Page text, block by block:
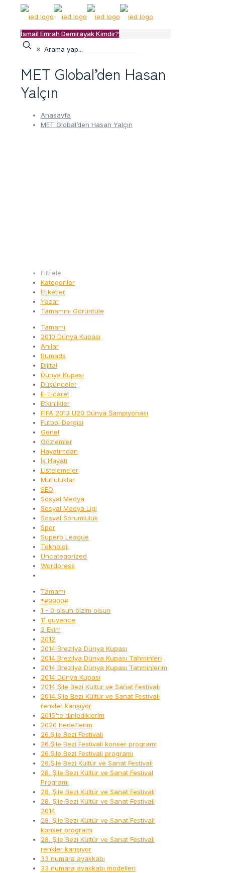
İsmail Emrah Demirayak Kimdir?
✕
MET Global’den Hasan
Yalçın
Anasayfa
MET Global’den Hasan Yalçın
Filtrele
Kategoriler
Etiketler
Yazar
Tamamını Görüntüle
Tamamı
2010 Dünya Kupası
Anılar
Bumads
Dijital
Dünya Kupası
Düşünceler
E-Ticaret
Etkinlikler
FIFA 2013 U20 Dünya Şampiyonası
Futbol Dergisi
Genel
Gözlemler
Hayatımdan
İş Hayatı
Listelemeler
Mutluluklar
SEO
Sosyal Medya
Sosyal Medya Ligi
Sosyal Sorumluluk
Spor
Superb League
Teknoloji
Uncategorized
Wordpress
Tamamı
*#9900#
1 - 0 olsun bizim olsun
11 güvence
2 Ekim
2012
2014 Brezilya Dünya Kupası
2014 Brezilya Dünya Kupası Tahminleri
2014 Brezilya Dünya Kupası Tahminlerim
2014 Dünya Kupası
2014 Şile Bezi Kültür ve Sanat Festivali
2014 Şile Bezi Kültür ve Sanat Festivali
renkler karışıyor
2015'te dinlediklerim
2020 hedeflerim
26.Şile Bezi Festivali
26.Şile Bezi Festivali konser programı
26.Şile Bezi Festivali programı
26.Şile Bezi Kültür ve Sanat Festivali
28. Şile Bezi Kültür ve Sanat Festival
Programı
28. Şile Bezi Kültür ve Sanat Festivali
28. Şile Bezi Kültür ve Sanat Festivali
2014
28. Şile Bezi Kültür ve Sanat Festivali
konser programı
28. Şile Bezi Kültür ve Sanat Festivali
renkler karışıyor
33 numara ayakkabı
33 numara ayakkabı modelleri